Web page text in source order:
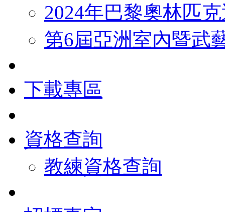
2024年巴黎奧林匹
第6屆亞洲室內暨武
下載專區
資格查詢
教練資格查詢